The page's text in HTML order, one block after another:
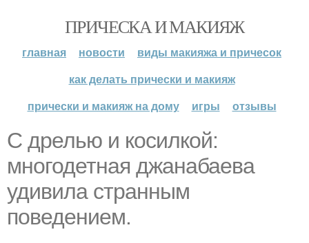
ПРИЧЕСКА И МАКИЯЖ
главная новости
виды макияжа и причесок
как делать прически и макияж
прически и макияж на дому
игры отзывы
С дрелью и косилкой:
многодетная джанабаева
удивила странным
поведением.